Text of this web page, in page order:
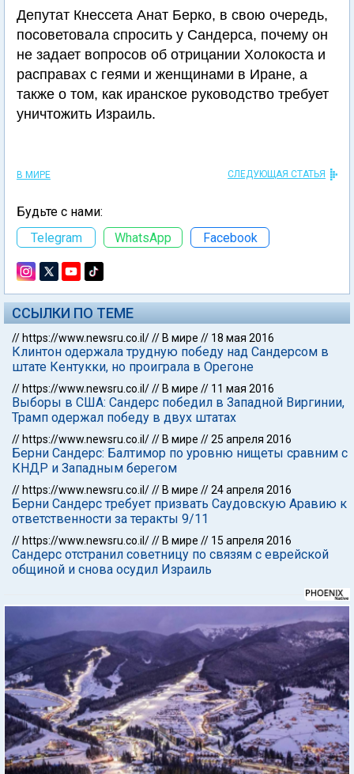
Депутат Кнессета Анат Берко, в свою очередь,
посоветовала спросить у Сандерса, почему он
не задает вопросов об отрицании Холокоста и
расправах с геями и женщинами в Иране, а
также о том, как иранское руководство требует
уничтожить Израиль.
В МИРЕ СЛЕДУЮЩАЯ СТАТЬЯ
Будьте с нами:
Telegram
WhatsApp Facebook
ССЫЛКИ ПО ТЕМЕ
// https://www.newsru.co.il/// В мире // 18 мая 2016
Клинтон одержала трудную победу над Сандерсом в
штате Кентукки, но проиграла в Орегоне
// https://www.newsru.co.il/// В мире // 11 мая 2016
Выборы в США: Сандерс победил в Западной Виргинии,
Трамп одержал победу в двух штатах
// https://www.newsru.co.il/// В мире //25 апреля 2016
Берни Сандерс: Балтимор по уровню нищеты сравним с
КНДР и Западным берегом
// https://www.newsru.co.il/// В мире //24 апреля 2016
Берни Сандерс требует призвать Саудовскую Аравию к
ответственности за теракты 9/11
// https://www.newsru.co.il/// В мире // 15 апреля 2016
Сандерс отстранил советницу по связям с еврейской
общиной и снова осудил Израиль